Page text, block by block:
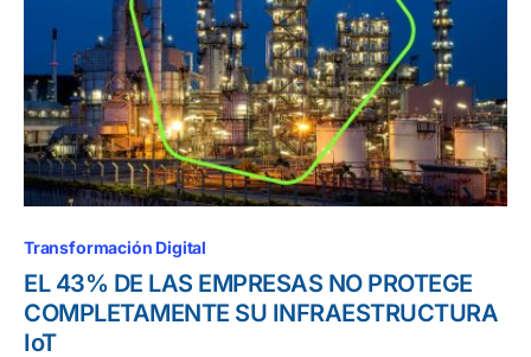
Transformación Digital
EL 43% DE LAS EMPRESAS NO PROTEGE
COMPLETAMENTE SU INFRAESTRUCTURA
IoT